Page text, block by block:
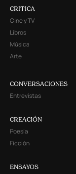
CRITICA
Cine y TV
Libros
Música
Arte
CONVERSACIONES
Entrevistas
CREACIÓN
Poesía
Ficción
ENSAYOS